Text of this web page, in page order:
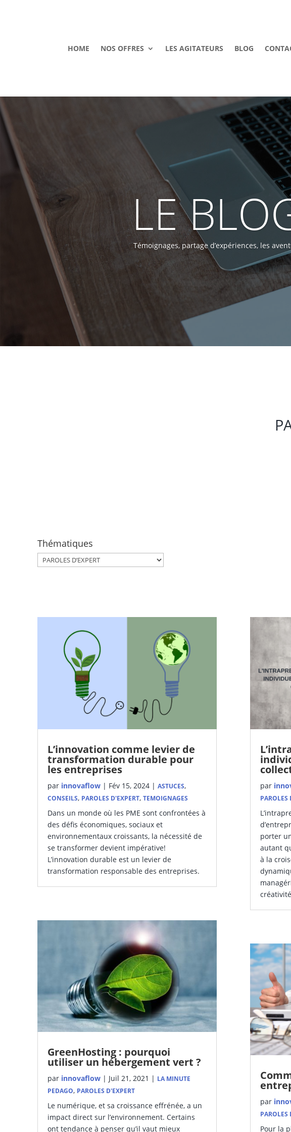
HOME NOS OFFRES LES AGITATEURS BLOG
LE
Témoignages, partage d’expériences, les
Thématiques
Thématiques
L’innovation comme levier de
transformation durable pour
les entreprises
par innovaflow| Fév 15, 2024| ASTUCES,
CONSEILS, PAROLES D'EXPERT, TEMOIGNAGES
Dans un monde où les PME sont confrontées à
des défis économiques, sociaux et
environnementaux croissants, la nécessité de
se transformer devient impérative!
L’innovation durable est un levier de
transformation responsable des entreprises.
GreenHosting : pourquoi
utiliser un hébergement vert ?
par innovaflow| Juil 21, 2021 | LA MINUTE
PEDAGO, PAROLES D'EXPERT
Le numérique, et sa croissance effrénée, a un
impact direct sur l’environnement. Certains
ont tendance à penser qu’il vaut mieux
par
PAROLES
porter
autant
à la
par
PAROLES
Pour la